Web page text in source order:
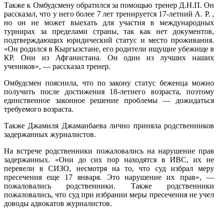
Также к Омбудсмену обратился за помощью тренер Д.Н.П. Он
рассказал, что у него более 7 лет тренируется 17-летний А. Р. ,
но он не может выехать для участия в международных
турнирах за пределами страны, так как нет документов,
подтверждающих юридический статус и место проживания.
«Он родился в Кыргызстане, его родители ищущие убежище в
КР. Они из Афганистана. Он один из лучших наших
учеников», — рассказал тренер.
Омбудсмен пояснила, что по закону статус беженца можно
получить после достижения 18-летнего возраста, поэтому
единственное законное решение проблемы — дожидаться
требуемого возраста.
Также Джамиля Джаманбаева лично приняла родственников
задержанных журналистов.
На встрече родственники пожаловались на нарушение прав
задержанных. «Они до сих пор находятся в ИВС, их не
перевели в СИЗО, несмотря на то, что суд избрал меру
пресечения еще 17 января. Это нарушение их прав», —
пожаловались родственники. Также родственники
пожаловались, что суд при избрании меры пресечения не учел
доводы адвокатов журналистов.